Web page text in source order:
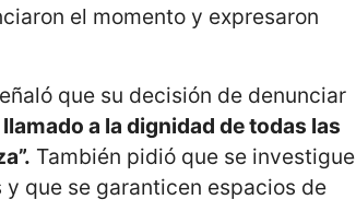
el momento y expresaron
que su decisión de denunciar
a la dignidad de todas las
También pidió que se investigue
que se garanticen espacios de